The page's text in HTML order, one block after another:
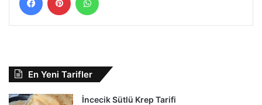
En Yeni Tarifler
İncecik Sütlü Krep Tarifi